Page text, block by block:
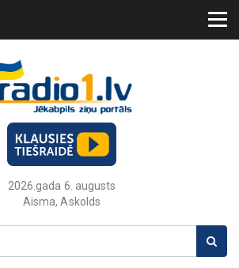
2026.gada 6. augusts
Aisma, Askolds